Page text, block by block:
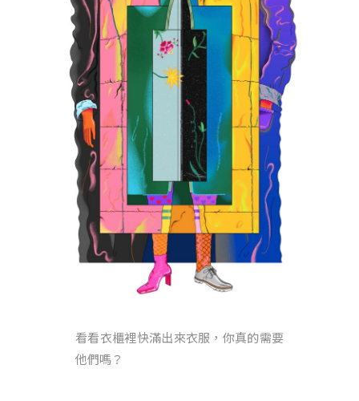
看看衣櫃裡快滿出來衣服，你真的需要
他們嗎？